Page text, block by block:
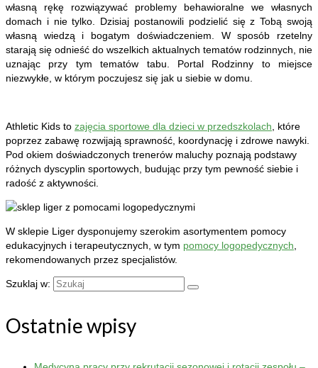
własną rękę rozwiązywać problemy behawioralne we własnych
domach i nie tylko. Dzisiaj postanowili podzielić się z Tobą swoją
własną wiedzą i bogatym doświadczeniem. W sposób rzetelny
starają się odnieść do wszelkich aktualnych tematów rodzinnych, nie
uznając przy tym tematów tabu. Portal Rodzinny to miejsce
niezwykłe, w którym poczujesz się jak u siebie w domu.
Athletic Kids to zajęcia sportowe dla dzieci w przedszkolach, które
poprzez zabawę rozwijają sprawność, koordynację i zdrowe nawyki.
Pod okiem doświadczonych trenerów maluchy poznają podstawy
różnych dyscyplin sportowych, budując przy tym pewność siebie i
radość z aktywności.
W sklepie Liger dysponujemy szerokim asortymentem pomocy
edukacyjnych i terapeutycznych, w tym pomocy logopedycznych,
rekomendowanych przez specjalistów.
Szuklaj w:
Ostatnie wpisy